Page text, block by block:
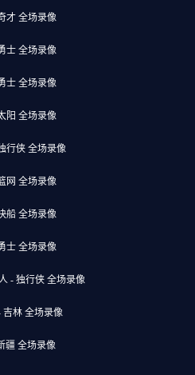
才 全场录像
士 全场录像
士 全场录像
阳 全场录像
行侠 全场录像
网 全场录像
船 全场录像
士 全场录像
- 独行侠 全场录像
吉林 全场录像
疆 全场录像